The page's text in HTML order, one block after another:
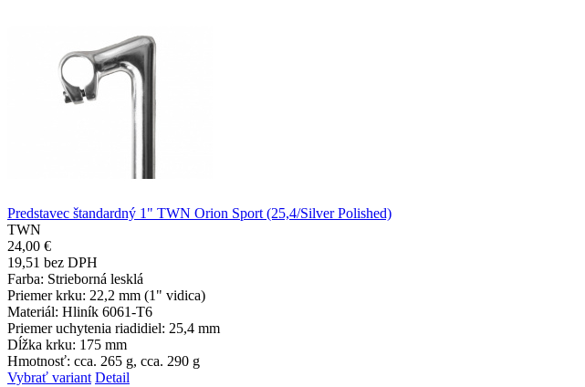
Predstavec štandardný 1" TWN Orion Sport (25,4/Silver Polished)
TWN
24,00 €
19,51 bez DPH
Farba: Strieborná lesklá
Priemer krku: 22,2 mm (1" vidica)
Materiál: Hliník 6061-T6
Priemer uchytenia riadidiel: 25,4 mm
Dĺžka krku: 175 mm
Hmotnosť: cca. 265 g, cca. 290 g
Vybrať variant Detail